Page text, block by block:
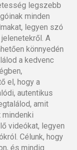
legszebb
minden
legyen szó
A
könnyedén
a kedvenc
el, hogy a
autentikus
amit
videókat, legyen
Célunk, hogy
és mindig